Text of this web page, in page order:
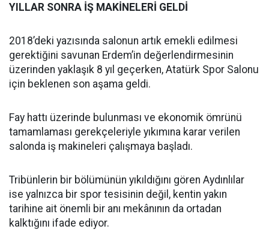
YILLAR SONRA İŞ MAKİNELERİ GELDİ
2018’deki yazısında salonun artık emekli edilmesi
gerektiğini savunan Erdem’in değerlendirmesinin
üzerinden yaklaşık 8 yıl geçerken, Atatürk Spor Salonu
için beklenen son aşama geldi.
Fay hattı üzerinde bulunması ve ekonomik ömrünü
tamamlaması gerekçeleriyle yıkımına karar verilen
salonda iş makineleri çalışmaya başladı.
Tribünlerin bir bölümünün yıkıldığını gören Aydınlılar
ise yalnızca bir spor tesisinin değil, kentin yakın
tarihine ait önemli bir anı mekânının da ortadan
kalktığını ifade ediyor.